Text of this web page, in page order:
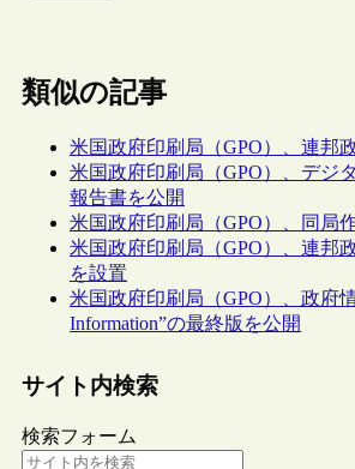
類似の記事
米国政府印刷局（GPO）、連邦
米国政府印刷局（GPO）、デジ
報告書を公開
米国政府印刷局（GPO）、同局
米国政府印刷局（GPO）、連邦
を設置
米国政府印刷局（GPO）、政府
Information”の最終版を公開
サイト内検索
検索フォーム